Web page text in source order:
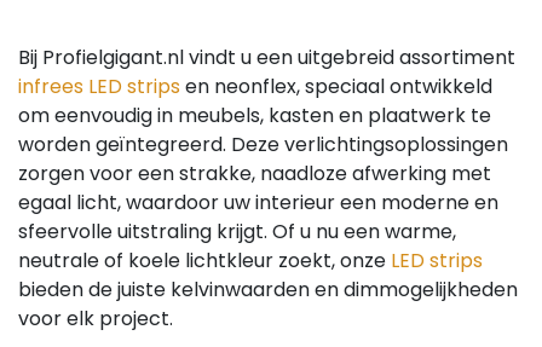
Bij Profielgigant.nl vindt u een uitgebreid assortiment
infrees LED stripsen neonflex, speciaal ontwikkeld
om eenvoudig in meubels, kasten en plaatwerk te
worden geïntegreerd. Deze verlichtingsoplossingen
zorgen voor een strakke, naadloze afwerking met
egaal licht, waardoor uw interieur een moderne en
sfeervolle uitstraling krijgt. Of u nu een warme,
neutrale of koele lichtkleur zoekt, onze LED strips
bieden de juiste kelvinwaarden en dimmogelijkheden
voor elk project.